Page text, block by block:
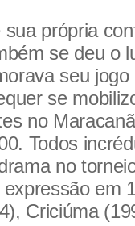
própria
se deu o
seu
se
no
Todos
no
em
Criciúma